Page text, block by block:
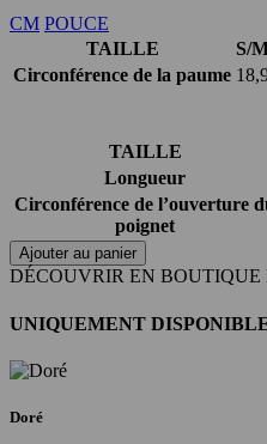
CM POUCE
TAILLE
S/
Circonférence de la paume
TAILLE
Longueur
Circonférence de l’ouverture
poignet
Ajouter au panier
DÉCOUVRIR EN BOUTIQUE
UNIQUEMENT
Doré